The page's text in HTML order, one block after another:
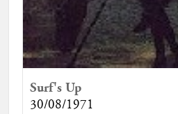
Surf's Up
30/08/1971